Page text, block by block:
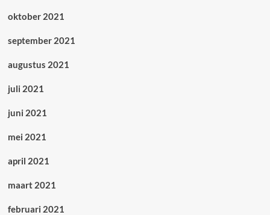
oktober 2021
september 2021
augustus 2021
juli 2021
juni 2021
mei 2021
april 2021
maart 2021
februari 2021